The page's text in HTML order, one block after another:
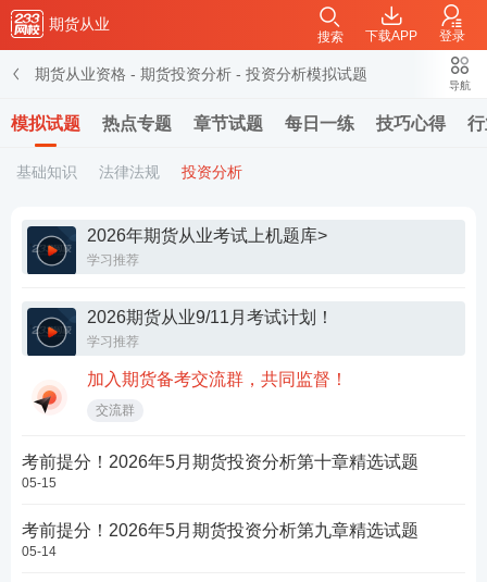
期货从业
下载APP 登录
搜索
期货从业资格 - 期货投资分析 - 投资分析模拟试题
模拟试题 热点专题 章节试题 每日一练 技巧心得
导航
基础知识 法律法规 投资分析
2026年期货从业考试上机题库>
学习推荐
2026期货从业9/11月考试计划！
学习推荐
加入期货备考交流群，共同监督！
交流群
考前提分！2026年5月期货投资分析第十章精选试题
05-15
考前提分！2026年5月期货投资分析第九章精选试题
05-14